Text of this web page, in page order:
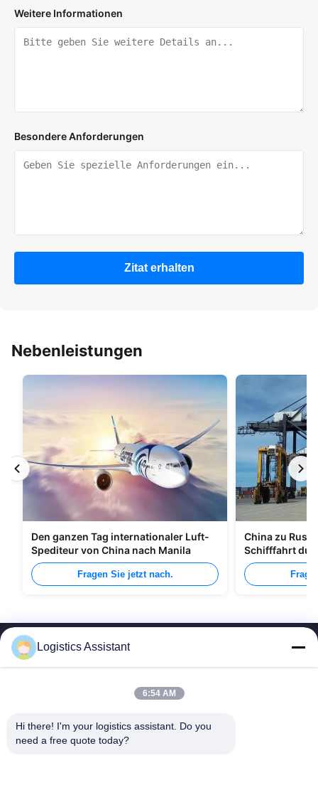
Weitere Informationen
Besondere Anforderungen
Zitat erhalten
Nebenleistungen
Den ganzen Tag internationaler Luft-
Spediteur von China nach Manila
Fragen Sie jetzt nach.
China zu
Schifffahrt
Logistics Assistant
6:54 AM
Hi there! I'm your logistics assistant. Do you
need a free quote today?